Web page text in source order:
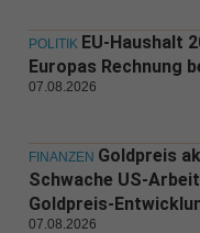
POLITIK EU-Haushalt
Europas Rechnung
07.08.2026
FINANZEN Goldpreis
Schwache US-
Goldpreis-
07.08.2026